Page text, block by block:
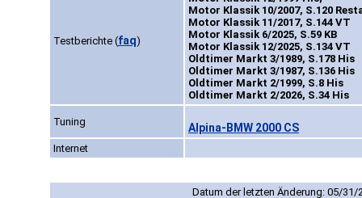
Testberichte (faq)
Motor Klassik 10/2007, S.120
Motor Klassik 11/2017, S.144 VT
Motor Klassik 6/2025, S.59 KB
Motor Klassik 12/2025, S.134 VT
Oldtimer Markt 3/1989, S.178 His
Oldtimer Markt 3/1987, S.136 His
Oldtimer Markt 2/1999, S.8 His
Oldtimer Markt 2/2026, S.34 His
Tuning Alpina-BMW 2000 CS
Internet
Datum der letzten Änderung: 05/31/